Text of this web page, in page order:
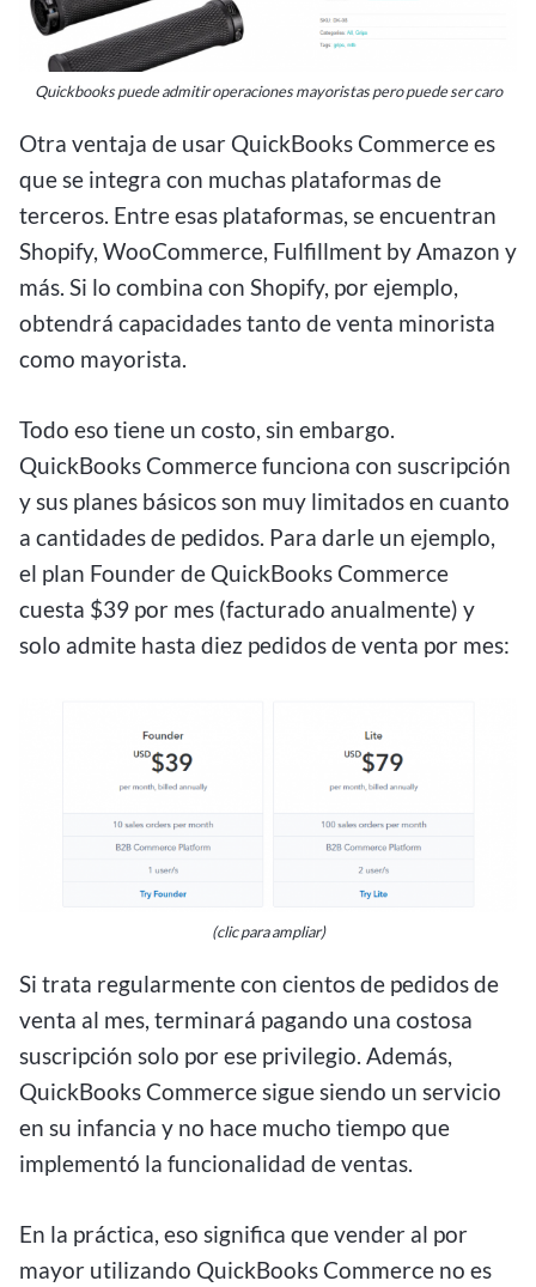
Quickbooks puede admitir operaciones mayoristas pero puede ser caro
Otra ventaja de usar QuickBooks Commerce es
que se integra con muchas plataformas de
terceros. Entre esas plataformas, se encuentran
Shopify, WooCommerce, Fulfillment by Amazon y
más. Si lo combina con Shopify, por ejemplo,
obtendrá capacidades tanto de venta minorista
como mayorista.
Todo eso tiene un costo, sin embargo.
QuickBooks Commerce funciona con suscripción
y sus planes básicos son muy limitados en cuanto
a cantidades de pedidos. Para darle un ejemplo,
el plan Founder de QuickBooks Commerce
cuesta $39 por mes (facturado anualmente) y
solo admite hasta diez pedidos de venta por mes:
(clic para ampliar)
Si trata regularmente con cientos de pedidos de
venta al mes, terminará pagando una costosa
suscripción solo por ese privilegio. Además,
QuickBooks Commerce sigue siendo un servicio
en su infancia y no hace mucho tiempo que
implementó la funcionalidad de ventas.
En la práctica, eso significa que vender al por
mayor utilizando QuickBooks Commerce no es